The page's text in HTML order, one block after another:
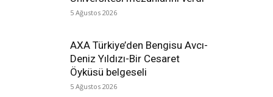
5 Ağustos 2026
AXA Türkiye’den Bengisu Avcı-
Deniz Yıldızı-Bir Cesaret
Öyküsü belgeseli
5 Ağustos 2026